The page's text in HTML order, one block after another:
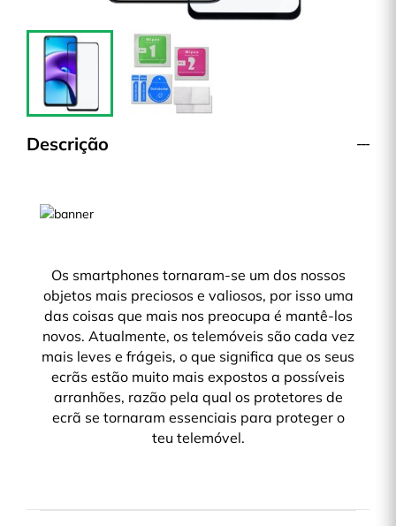
Descrição
Os smartphones tornaram-se um dos nossos
objetos mais preciosos e valiosos, por isso uma
das coisas que mais nos preocupa é mantê-los
novos. Atualmente, os telemóveis são cada vez
mais leves e frágeis, o que significa que os seus
ecrãs estão muito mais expostos a possíveis
arranhões, razão pela qual os protetores de
ecrã se tornaram essenciais para proteger o
teu telemóvel.